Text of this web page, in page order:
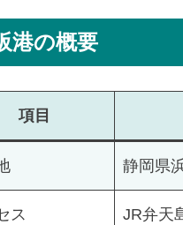
港の概要
項目
静岡県
ス JR弁天